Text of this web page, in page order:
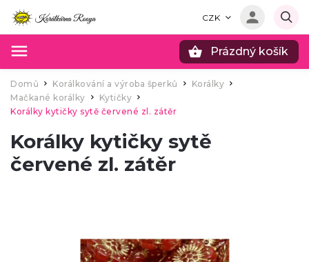
CZK
Prázdný košík
Domů / Korálkování a výroba šperků Korálky /
Mačkané korálky
Kytičky /
Korálky kytičky sytě červené zl. zátěr
Korálky kytičky sytě
červené zl. zátěr